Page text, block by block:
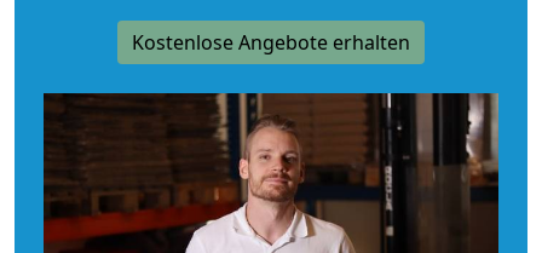
Kostenlose Angebote erhalten